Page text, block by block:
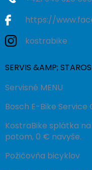
https://
kostrabike
SERVIS &AMP;
Servisné MENU
Bosch E-Bike Service
KostraBike splátka na
potom, 0 € navyše.
Požičovňa bicyklov